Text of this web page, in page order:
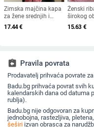
Zimska majčina kapa
za žene srednjih i
starijih godina, pletena
od zečjeg krzna,
za umivaonik
17.44€
Ženski
širokog
za sunce,
za sunce,
15.63 €
assignment_return Pravila povrata
Prodavatelj prihvaća povrate
Badu.bg prihvaća povrat svih
kalendarskih dana od datuma
rublja).
Badu.bg nije odgovoran za
jednobojna, rastezljiva,
šeširi izvan obrasca za